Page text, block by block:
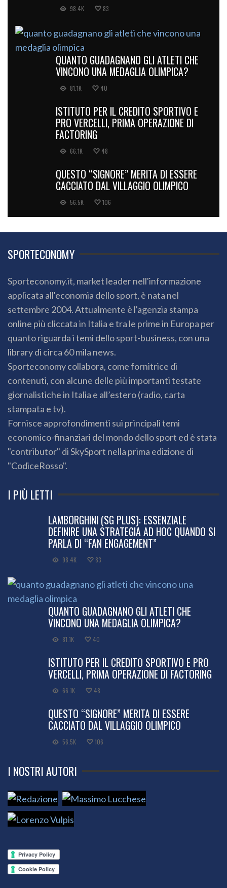
98.4K 83
QUANTO GUADAGNANO GLI ATLETI CHE
VINCONO UNA MEDAGLIA OLIMPICA?
81.1K 40
ISTITUTO PER IL CREDITO SPORTIVO E
PRO VERCELLI, PRIMA OPERAZIONE DI
FACTORING
66.1K 48
QUESTO “SIGNORE” MERITA DI ESSERE
CACCIATO DAL VILLAGGIO OLIMPICO
56.5K 106
SPORTECONOMY
Sporteconomy.it, market leader nell'informazione
applicata all'economia dello sport, è nata nel
settembre 2004. Attualmente è l'agenzia stampa
online più cliccata in Italia e tra le prime in Europa per
quanto riguarda i temi dello sport-business, con una
library di circa 60 mila news.
Sporteconomy collabora, come fornitrice di
contenuti, con alcune delle più importanti testate
giornalistiche in Italia e all’estero (radio, carta
stampata e tv).
Fornisce approfondimenti sui principali temi
economico-finanziari del mondo dello sport ed è stata
"contributor" di SkySport nella prima edizione di
"CodiceRosso".
I PIÙ LETTI
LAMBORGHINI (SG PLUS): ESSENZIALE
DEFINIRE UNA STRATEGIA AD HOC QUANDO SI
PARLA DI “FAN ENGAGEMENT”
98.4K 83
QUANTO GUADAGNANO GLI ATLETI CHE
VINCONO UNA MEDAGLIA OLIMPICA?
81.1K 40
ISTITUTO PER IL CREDITO SPORTIVO E PRO
VERCELLI, PRIMA OPERAZIONE DI FACTORING
66.1K 48
QUESTO “SIGNORE” MERITA DI ESSERE
CACCIATO DAL VILLAGGIO OLIMPICO
56.5K 106
I NOSTRI AUTORI